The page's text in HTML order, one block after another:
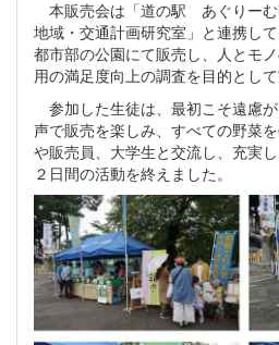
本販売会は「道の駅 あぐりー
地域・交通計画研究室」と連携し
都市部の公園にて販売し、人とモ
用の満足度向上の調査を目的として
参加した生徒は、最初こそ遠慮
声で販売を楽しみ、すべての野菜
や販売員、大学生と交流し、充実
２日間の活動を終えました。